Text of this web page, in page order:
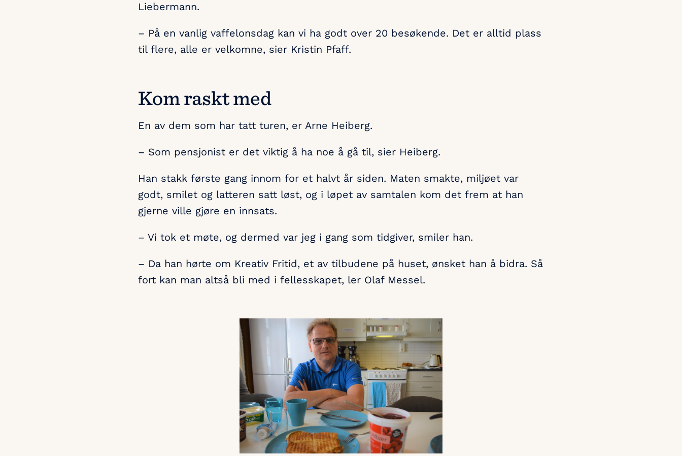
Liebermann.
– På en vanlig vaffelonsdag kan vi ha godt over 20 besøkende. Det er alltid plass
til flere, alle er velkomne, sier Kristin Pfaff.
Kom raskt med
En av dem som har tatt turen, er Arne Heiberg.
– Som pensjonist er det viktig å ha noe å gå til, sier Heiberg.
Han stakk første gang innom for et halvt år siden. Maten smakte, miljøet var
godt, smilet og latteren satt løst, og i løpet av samtalen kom det frem at han
gjerne ville gjøre en innsats.
– Vi tok et møte, og dermed var jeg i gang som tidgiver, smiler han.
– Da han hørte om Kreativ Fritid, et av tilbudene på huset, ønsket han å bidra. Så
fort kan man altså bli med i fellesskapet, ler Olaf Messel.